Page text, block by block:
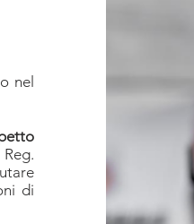
nel
di